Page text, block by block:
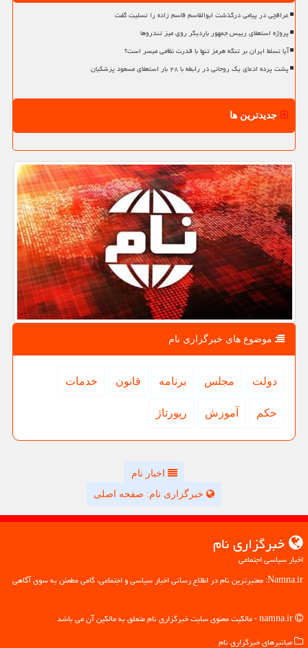
عراقچی در پیامی درگذشت ابوالقاسم قاسم زاده را تسلیت گفت
پروژه استعفای رییس جمهور باردیگر روی میز تندروها
آیا تسلط ایران بر تنگه هرمز تنها با قدرت نظامی میسر است؟
پشت پرده ادعای یک روحانی در رابطه با ۲۸ بار استعفای مسعود پزشکیان
جدیدترین ها
موضوع های خبرگزاری نام
دولت مجلس برنامه قانون خدمات
حكم آموزش رپورتاژ
اخبار نام
خبرگزاری نام: صفحه اصلی
خبرگزاری نام
اخبار سیاسی اجتماعی
Namna.ir: معتبرترین نام در اطلاع رسانی اخبار سیاسی و اجتماعی، گامی مطمئن به سوی آگاهی
میانبرهای خبرگزاری نام